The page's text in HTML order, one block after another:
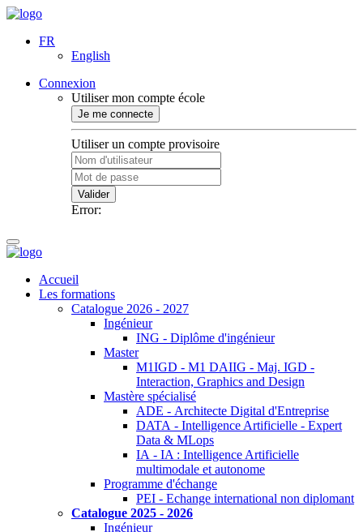
FR
English
Connexion
Utiliser mon compte école
Je me connecte
Utiliser un compte provisoire
Valider
Error:
Accueil
Les formations
Catalogue 2026 - 2027
Ingénieur
ING - Diplôme d'ingénieur
Master
M1IGD - M1 DAIIG - Maj. IGD -
Interaction, Graphics and Design
Mastère spécialisé
ADE - Architecte Digital d'Entreprise
DATA - Intelligence Artificielle - Expert
Data & MLops
IA - IA : Intelligence Artificielle
multimodale et autonome
Programme d'échange
PEI - Echange international non diplomant
Catalogue 2025 - 2026
Ingénieur